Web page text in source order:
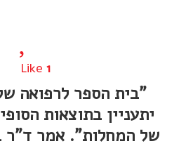
1
"בית הספר לרפואה
יתעניין בתוצאות
של המחלות". אמר ד"ר